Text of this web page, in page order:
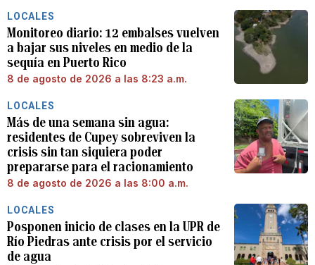
LOCALES
Monitoreo diario: 12 embalses vuelven
a bajar sus niveles en medio de la
sequía en Puerto Rico
8 de agosto de 2026 a las 8:23 a.m.
LOCALES
Más de una semana sin agua:
residentes de Cupey sobreviven la
crisis sin tan siquiera poder
prepararse para el racionamiento
8 de agosto de 2026 a las 8:00 a.m.
LOCALES
Posponen inicio de clases en la UPR de
Río Piedras ante crisis por el servicio
de agua